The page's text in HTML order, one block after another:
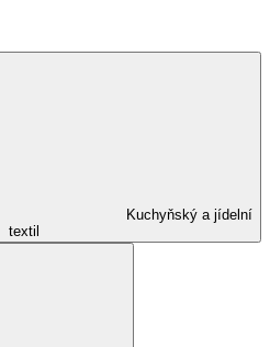
Kuchyňský a jídelní
textil